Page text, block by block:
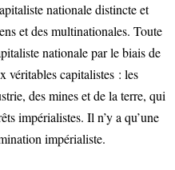
nationale distincte et
et des multinationales. Toute
nationale par le biais de
véritables capitalistes : les
des mines et de la terre, qui
impérialistes. Il n’y a qu’une
impérialiste.